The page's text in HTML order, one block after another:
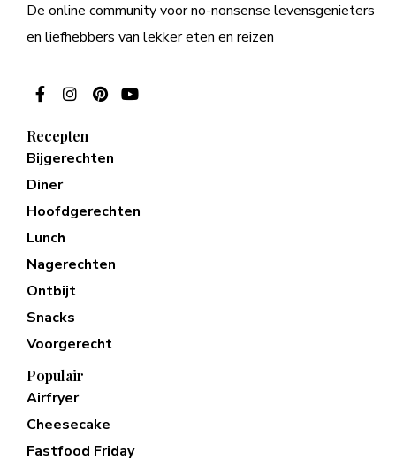
De online community voor no-nonsense levensgenieters
en liefhebbers van lekker eten en reizen
Recepten
Bijgerechten
Diner
Hoofdgerechten
Lunch
Nagerechten
Ontbijt
Snacks
Voorgerecht
Populair
Airfryer
Cheesecake
Fastfood Friday